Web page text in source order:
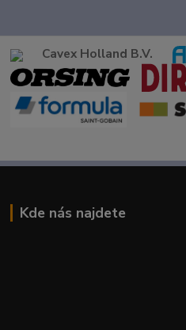
Cavex Holland B.V.
Kde nás najdete